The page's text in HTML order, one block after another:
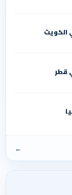
الكويت
قطر
←